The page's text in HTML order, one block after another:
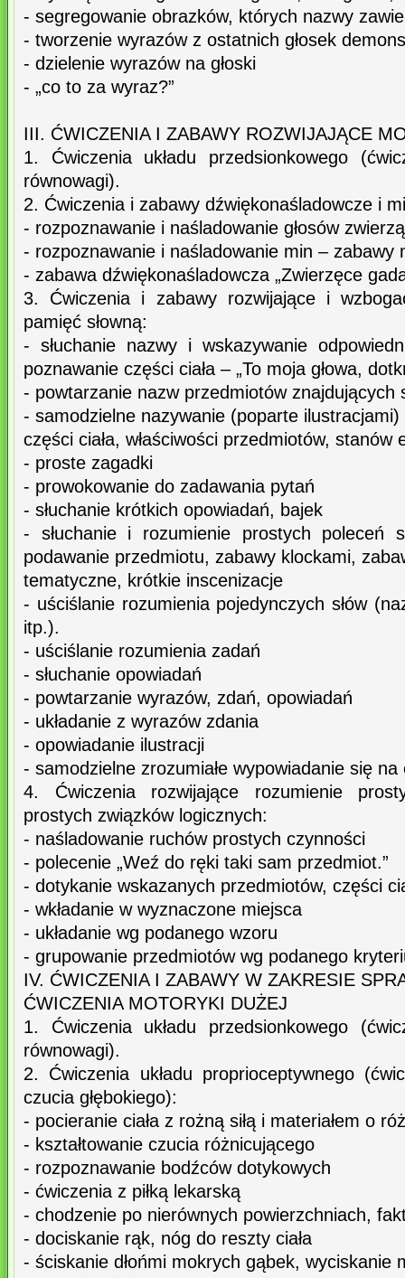
- segregowanie obrazków, których nazwy
- tworzenie wyrazów z ostatnich głosek
- dzielenie wyrazów na głoski
- „co to za wyraz?”
III. ĆWICZENIA I ZABAWY ROZWIJAJĄCE
1. Ćwiczenia układu przedsionkowego
równowagi).
2. Ćwiczenia i zabawy dźwiękonaśladowcze i
- rozpoznawanie i naśladowanie głosów
- rozpoznawanie i naśladowanie min – zabawy
- zabawa dźwiękonaśladowcza „Zwierzęce
3. Ćwiczenia i zabawy rozwijające i
pamięć słowną:
- słuchanie nazwy i wskazywanie
poznawanie części ciała – „To moja głowa,
- powtarzanie nazw przedmiotów znajdujących
- samodzielne nazywanie (poparte
części ciała, właściwości przedmiotów, stanów
- proste zagadki
- prowokowanie do zadawania pytań
- słuchanie krótkich opowiadań, bajek
- słuchanie i rozumienie prostych poleceń
podawanie przedmiotu, zabawy klockami,
tematyczne, krótkie inscenizacje
- uściślanie rozumienia pojedynczych słów
itp.).
- uściślanie rozumienia zadań
- słuchanie opowiadań
- powtarzanie wyrazów, zdań, opowiadań
- układanie z wyrazów zdania
- opowiadanie ilustracji
- samodzielne zrozumiałe wypowiadanie się
4. Ćwiczenia rozwijające rozumienie
prostych związków logicznych:
- naśladowanie ruchów prostych czynności
- polecenie „Weź do ręki taki sam przedmiot.”
- dotykanie wskazanych przedmiotów, części
- wkładanie w wyznaczone miejsca
- układanie wg podanego wzoru
- grupowanie przedmiotów wg podanego
IV. ĆWICZENIA I ZABAWY W ZAKRESIE
ĆWICZENIA MOTORYKI DUŻEJ
1. Ćwiczenia układu przedsionkowego
równowagi).
2. Ćwiczenia układu proprioceptywnego
czucia głębokiego):
- pocieranie ciała z rożną siłą i materiałem o
- kształtowanie czucia różnicującego
- rozpoznawanie bodźców dotykowych
- ćwiczenia z piłką lekarską
- chodzenie po nierównych powierzchniach,
- dociskanie rąk, nóg do reszty ciała
- ściskanie dłońmi mokrych gąbek, wyciskanie